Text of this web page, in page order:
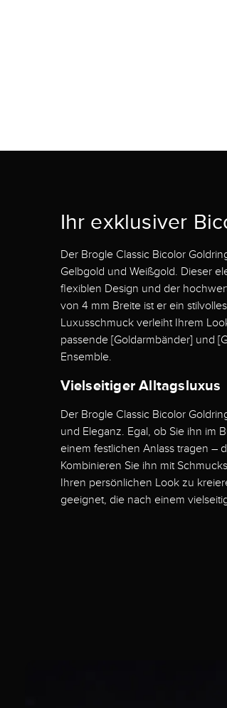
Ihr exklusiver
Der Brogle Classic Bicolor
Gelbgold und Weißgold. Dieser
flexiblen Design und der
von 4 mm Breite ist er ein
Luxusschmuck verleiht Ihrem
passende [Goldarmbänder] und
Ensemble.
Vielseitiger Alltagsluxus
Der Brogle Classic Bicolor
und Eleganz. Egal, ob Sie ihn im
einem festlichen Anlass tragen –
Kombinieren Sie ihn mit
Ihren persönlichen Look zu
geeignet, die nach einem